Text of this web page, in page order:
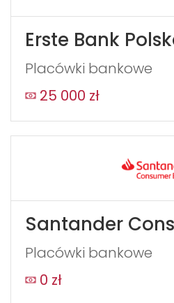
Erste Bank
Placówki bankowe
25 000 zł
Santander
Placówki bankowe
0 zł